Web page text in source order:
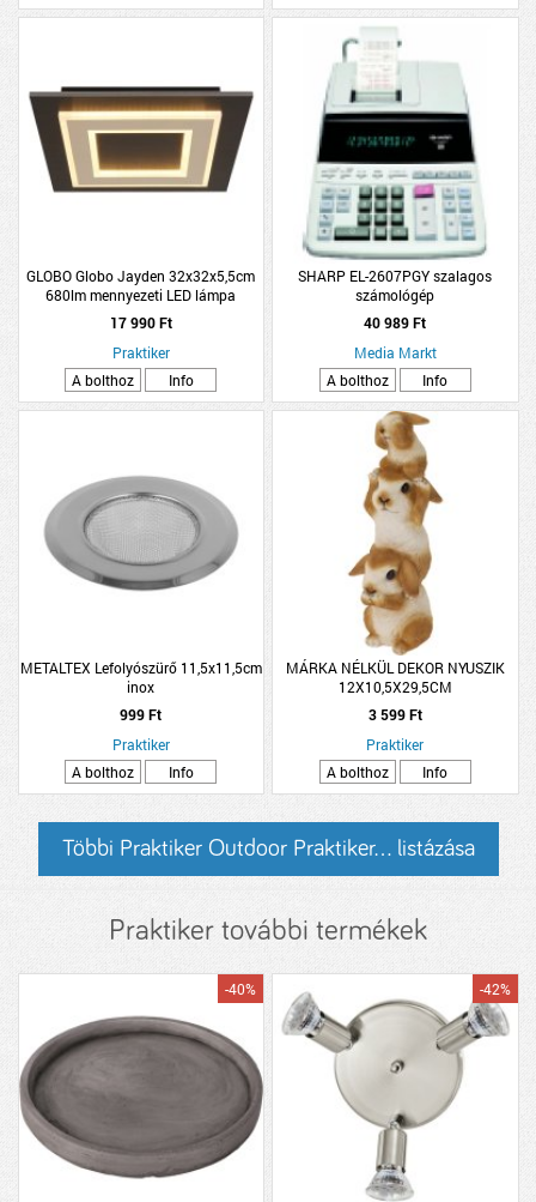
GLOBO Globo Jayden 32x32x5,5cm
680lm mennyezeti LED lámpa
17 990 Ft
Praktiker
A bolthoz
Info
SHARP EL-2607PGY szalagos
számológép
40 989 Ft
Media Markt
A bolthoz
Info
METALTEX Lefolyószürő 11,5x11,5cm
inox
999 Ft
Praktiker
A bolthoz
Info
MÁRKA NÉLKÜL DEKOR NYUSZIK
12X10,5X29,5CM
3 599 Ft
Praktiker
A bolthoz
Info
Többi Praktiker Outdoor Praktiker... listázása
Praktiker további termékek
-40% -42%